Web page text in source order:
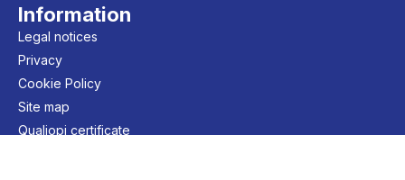
Information
Legal notices
Privacy
Cookie Policy
Site map
Qualiopi certificate